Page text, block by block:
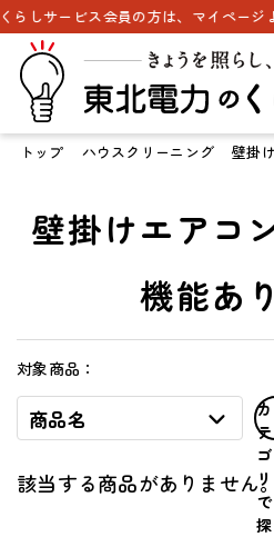
しサービス会員の方は、マイページ
トップ ハウスクリーニング 壁掛
壁掛けエアコ
機能あり
対象商品：
商品名
カ
テ
ゴ
リ
で
探
該当する商品がありません。